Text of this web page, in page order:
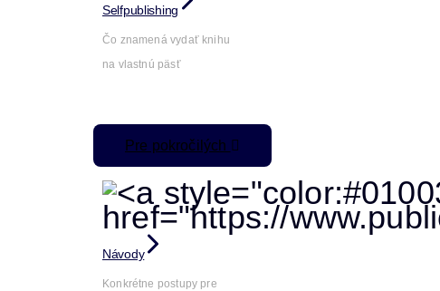
Selfpublishing
Čo znamená vydať knihu
na vlastnú päsť
Pre pokročilých
Návody
Konkrétne postupy pre